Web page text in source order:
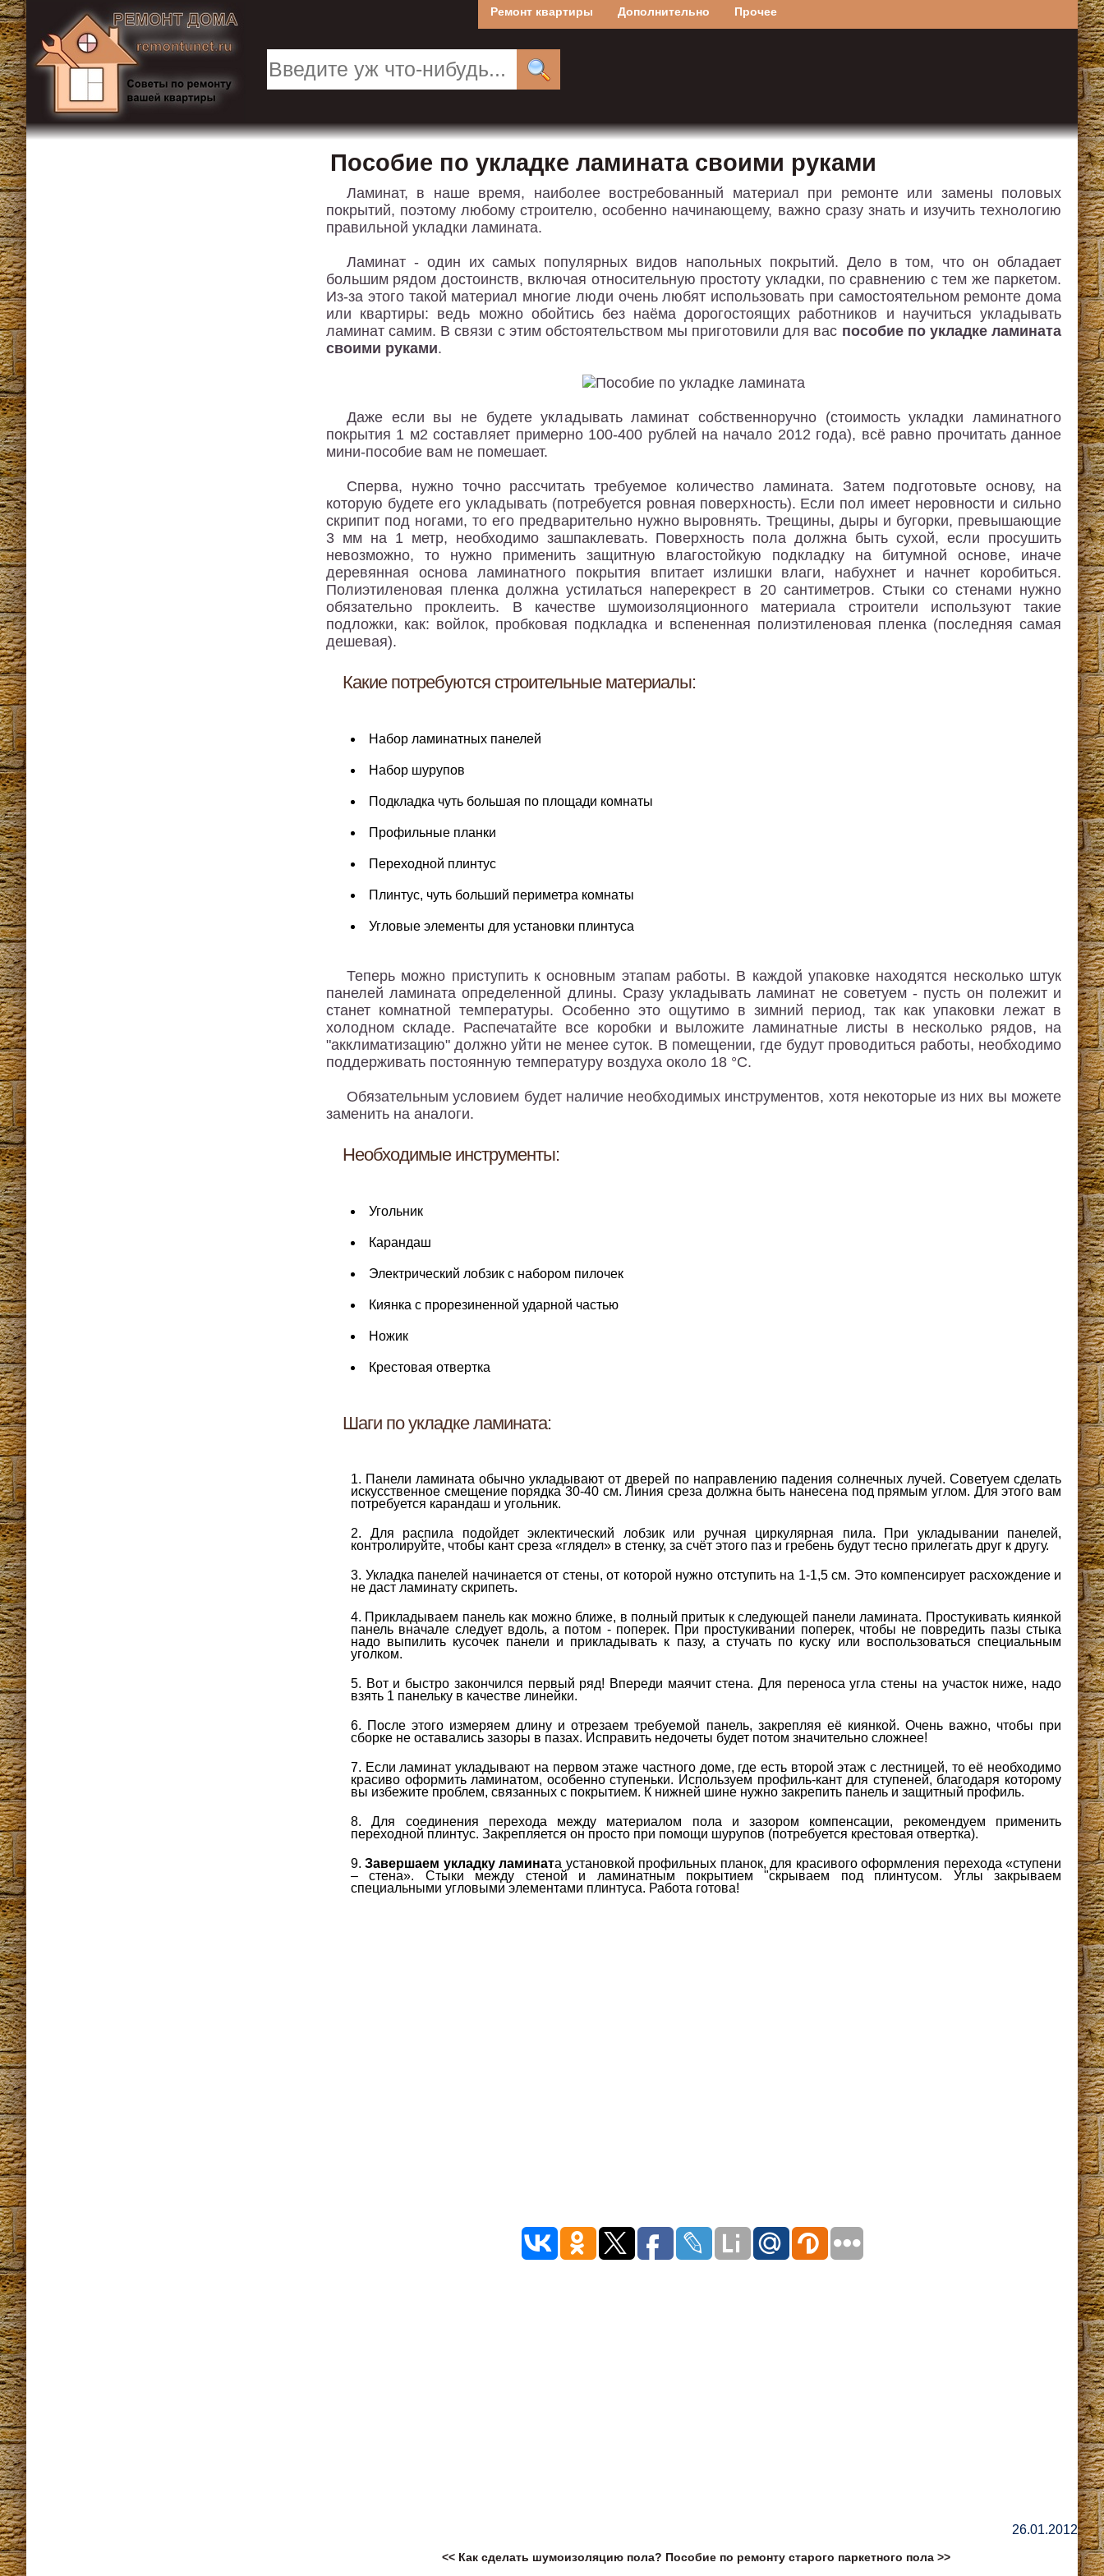
Ремонт квартиры Дополнительно Прочее
Пособие по укладке ламината своими руками
Ламинат, в наше время, наиболее востребованный материал при ремонте или замены половых
покрытий, поэтому любому строителю, особенно начинающему, важно сразу знать и изучить технологию
правильной укладки ламината.
Ламинат - один их самых популярных видов напольных покрытий. Дело в том, что он обладает
большим рядом достоинств, включая относительную простоту укладки, по сравнению с тем же паркетом.
Из-за этого такой материал многие люди очень любят использовать при самостоятельном ремонте дома
или квартиры: ведь можно обойтись без наёма дорогостоящих работников и научиться укладывать
ламинат самим. В связи с этим обстоятельством мы приготовили для вас пособие по укладке ламината
своими руками.
Даже если вы не будете укладывать ламинат собственноручно (стоимость укладки ламинатного
покрытия 1 м2 составляет примерно 100-400 рублей на начало 2012 года), всё равно прочитать данное
мини-пособие вам не помешает.
Сперва, нужно точно рассчитать требуемое количество ламината. Затем подготовьте основу, на
которую будете его укладывать (потребуется ровная поверхность). Если пол имеет неровности и сильно
скрипит под ногами, то его предварительно нужно выровнять. Трещины, дыры и бугорки, превышающие
3 мм на 1 метр, необходимо зашпаклевать. Поверхность пола должна быть сухой, если просушить
невозможно, то нужно применить защитную влагостойкую подкладку на битумной основе, иначе
деревянная основа ламинатного покрытия впитает излишки влаги, набухнет и начнет коробиться.
Полиэтиленовая пленка должна устилаться наперекрест в 20 сантиметров. Стыки со стенами нужно
обязательно проклеить. В качестве шумоизоляционного материала строители используют такие
подложки, как: войлок, пробковая подкладка и вспененная полиэтиленовая пленка (последняя самая
дешевая).
Какие потребуются строительные материалы:
Набор ламинатных панелей
Набор шурупов
Подкладка чуть большая по площади комнаты
Профильные планки
Переходной плинтус
Плинтус, чуть больший периметра комнаты
Угловые элементы для установки плинтуса
Теперь можно приступить к основным этапам работы. В каждой упаковке находятся несколько штук
панелей ламината определенной длины. Сразу укладывать ламинат не советуем - пусть он полежит и
станет комнатной температуры. Особенно это ощутимо в зимний период, так как упаковки лежат в
холодном складе. Распечатайте все коробки и выложите ламинатные листы в несколько рядов, на
"акклиматизацию" должно уйти не менее суток. В помещении, где будут проводиться работы, необходимо
поддерживать постоянную температуру воздуха около 18 °С.
Обязательным условием будет наличие необходимых инструментов, хотя некоторые из них вы можете
заменить на аналоги.
Необходимые инструменты:
Угольник
Карандаш
Электрический лобзик с набором пилочек
Киянка с прорезиненной ударной частью
Ножик
Крестовая отвертка
Шаги по укладке ламината:
Панели ламината обычно укладывают от дверей по направлению падения солнечных лучей. Советуем сделать
искусственное смещение порядка 30-40 см. Линия среза должна быть нанесена под прямым углом. Для этого вам
потребуется карандаш и угольник.
Для распила подойдет эклектический лобзик или ручная циркулярная пила. При укладывании панелей,
контролируйте, чтобы кант среза «глядел» в стенку, за счёт этого паз и гребень будут тесно прилегать друг к другу.
Укладка панелей начинается от стены, от которой нужно отступить на 1-1,5 см. Это компенсирует расхождение и
не даст ламинату скрипеть.
Прикладываем панель как можно ближе, в полный притык к следующей панели ламината. Простукивать киянкой
панель вначале следует вдоль, а потом - поперек. При простукивании поперек, чтобы не повредить пазы стыка
надо выпилить кусочек панели и прикладывать к пазу, а стучать по куску или воспользоваться специальным
уголком.
Вот и быстро закончился первый ряд! Впереди маячит стена. Для переноса угла стены на участок ниже, надо
взять 1 панельку в качестве линейки.
После этого измеряем длину и отрезаем требуемой панель, закрепляя её киянкой. Очень важно, чтобы при
сборке не оставались зазоры в пазах. Исправить недочеты будет потом значительно сложнее!
Если ламинат укладывают на первом этаже частного доме, где есть второй этаж с лестницей, то её необходимо
красиво оформить ламинатом, особенно ступеньки. Используем профиль-кант для ступеней, благодаря которому
вы избежите проблем, связанных с покрытием. К нижней шине нужно закрепить панель и защитный профиль.
Для соединения перехода между материалом пола и зазором компенсации, рекомендуем применить
переходной плинтус. Закрепляется он просто при помощи шурупов (потребуется крестовая отвертка).
Завершаем укладку ламината установкой профильных планок, для красивого оформления перехода «ступени
– стена». Стыки между стеной и ламинатным покрытием "скрываем под плинтусом. Углы закрываем
специальными угловыми элементами плинтуса. Работа готова!
26.01.2012
<< Как сделать шумоизоляцию пола? Пособие по ремонту старого паркетного пола >>